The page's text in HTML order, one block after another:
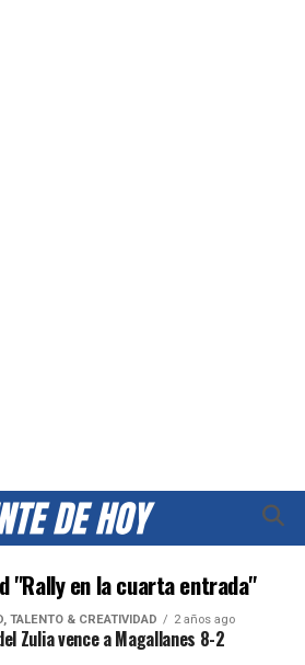
"Rally en la cuarta entrada"
TALENTO & CREATIVIDAD 2 años ago
Zulia vence a Magallanes 8-2